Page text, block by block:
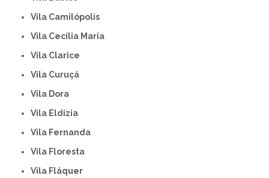
Vila Camilópolis
Vila Cecília Maria
Vila Clarice
Vila Curuçá
Vila Dora
Vila Eldízia
Vila Fernanda
Vila Floresta
Vila Fláquer